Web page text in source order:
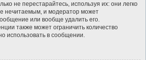
не перестарайтесь, используя их: они легко
нечитаемым, и модератор может
или вообще удалить его.
также может ограничить количество
использовать в сообщении.